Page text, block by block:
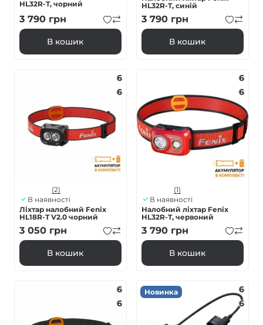
HL32R-T, чорний
3 790 грн
В кошик
HL32R-T, синій
3 790 грн
В кошик
6
6
(2)
В наявності
Ліхтар налобний Fenix
HL18R-T V2.0 чорний
3 050 грн
В кошик
6
6
(1)
В наявності
Налобний ліхтар Fenix
HL32R-T, червоний
3 790 грн
В кошик
6
6
Новинка
6
6